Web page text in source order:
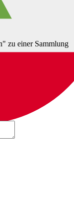
zu einer Sammlung